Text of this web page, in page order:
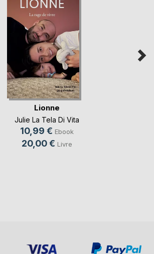
Lionne
Julie La Tela Di Vita
10,99 € Ebook
20,00 € Livre